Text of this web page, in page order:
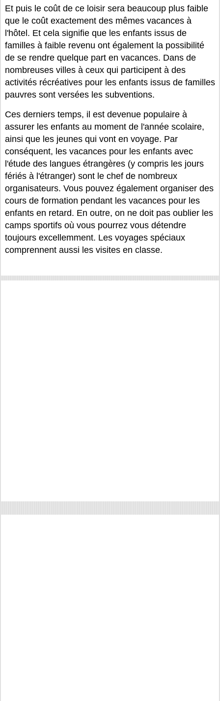
Et puis le coût de ce loisir sera beaucoup plus faible
que le coût exactement des mêmes vacances à
l'hôtel. Et cela signifie que les enfants issus de
familles à faible revenu ont également la possibilité
de se rendre quelque part en vacances. Dans de
nombreuses villes à ceux qui participent à des
activités récréatives pour les enfants issus de familles
pauvres sont versées les subventions.
Ces derniers temps, il est devenue populaire à
assurer les enfants au moment de l'année scolaire,
ainsi que les jeunes qui vont en voyage. Par
conséquent, les vacances pour les enfants avec
l'étude des langues étrangères (y compris les jours
fériés à l'étranger) sont le chef de nombreux
organisateurs. Vous pouvez également organiser des
cours de formation pendant les vacances pour les
enfants en retard. En outre, on ne doit pas oublier les
camps sportifs où vous pourrez vous détendre
toujours excellemment. Les voyages spéciaux
comprennent aussi les visites en classe.